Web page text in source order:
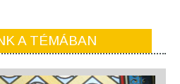
A TÉMÁBAN